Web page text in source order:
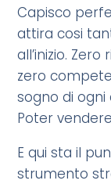
Capisco
attira cosi
all’inizio.
zero
sogno di
Poter
E qui sta il
strumento